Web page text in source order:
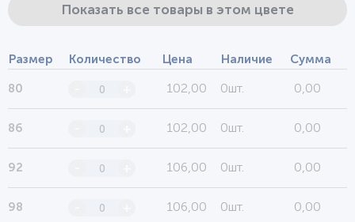
Показать все товары в этом цвете
Размер Количество Цена Наличие Сумма
80 102,00 0шт. 0,00
86 102,00 0шт. 0,00
92 106,00 0шт. 0,00
98 106,00 0шт. 0,00